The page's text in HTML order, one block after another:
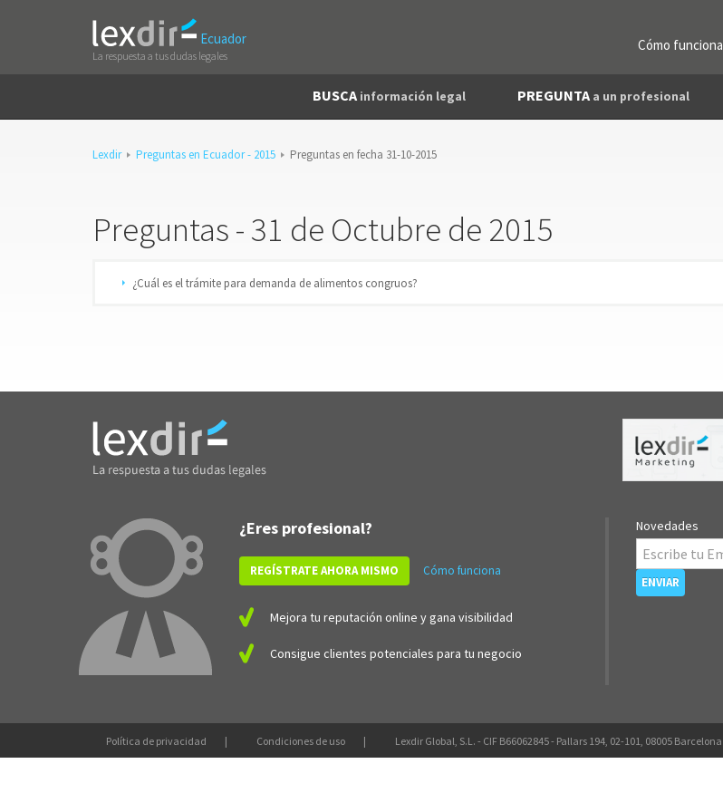
Ecuador
La respuesta a tus dudas legales
Cómo funciona
BUSCA información legal PREGUNTA a un profesional
Lexdir Preguntas en Ecuador - 2015 Preguntas en fecha 31-10-2015
Preguntas - 31 de Octubre de 2015
¿Cuál es el trámite para demanda de alimentos congruos?
¿Eres profesional?
REGÍSTRATE AHORA MISMO Cómo funciona
Mejora tu reputación online y gana visibilidad
Consigue clientes potenciales para tu negocio
Novedades
Política de privacidad Condiciones de uso Lexdir Global, S.L. - CIF B66062845 - Pallars 194, 02-101, 08005 Barcelona